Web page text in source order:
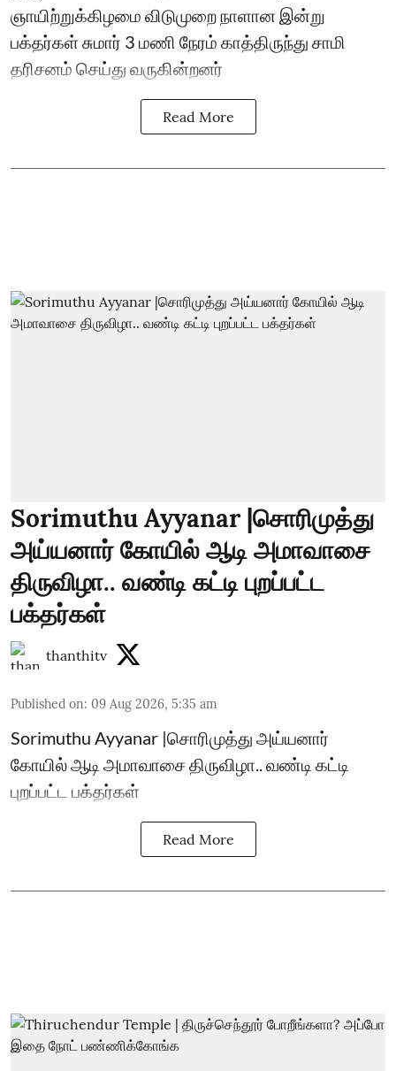
ஞாயிற்றுக்கிழமை விடுமுறை நாளான இன்று
பக்தர்கள் சுமார் 3 மணி நேரம் காத்திருந்து சாமி
தரிசனம் செய்து வருகின்றனர்
Read More
Sorimuthu Ayyanar |சொரிமுத்து
அய்யனார் கோயில் ஆடி அமாவாசை
திருவிழா.. வண்டி கட்டி புறப்பட்ட
பக்தர்கள்
thanthitv
Published on: 09 Aug 2026, 5:35 am
Sorimuthu Ayyanar |சொரிமுத்து அய்யனார்
கோயில் ஆடி அமாவாசை திருவிழா.. வண்டி கட்டி
புறப்பட்ட பக்தர்கள்
Read More